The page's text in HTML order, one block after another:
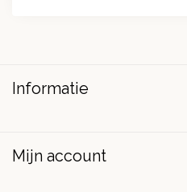
Informatie
Mijn account